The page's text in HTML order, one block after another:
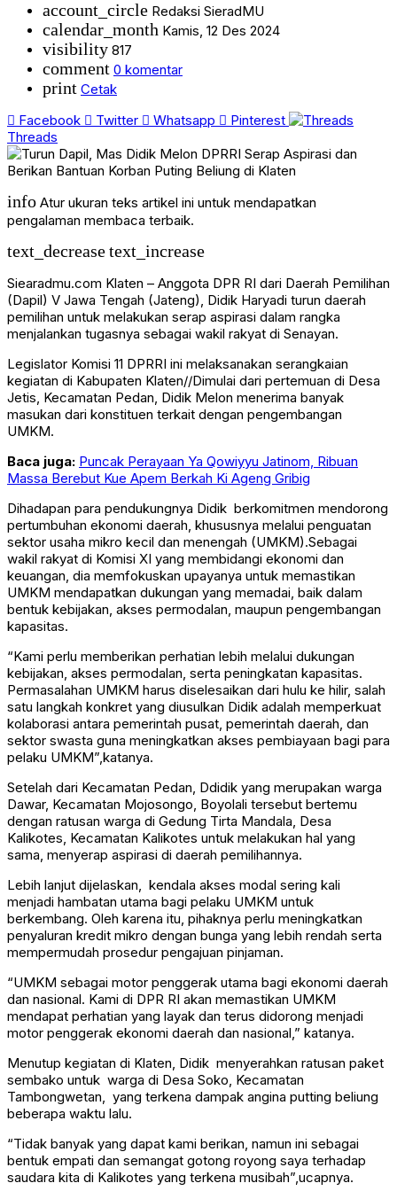
account_circle Redaksi SieradMU
calendar_month Kamis, 12 Des 2024
visibility 817
comment 0 komentar
print Cetak
Facebook
Twitter Whatsapp
Pinterest
Threads
info Atur ukuran teks artikel ini untuk mendapatkan
pengalaman membaca terbaik.
text_decreasetext_increase
Siearadmu.com Klaten – Anggota DPR RI dari Daerah Pemilihan
(Dapil) V Jawa Tengah (Jateng), Didik Haryadi turun daerah
pemilihan untuk melakukan serap aspirasi dalam rangka
menjalankan tugasnya sebagai wakil rakyat di Senayan.
Legislator Komisi 11 DPRRI ini melaksanakan serangkaian
kegiatan di Kabupaten Klaten//Dimulai dari pertemuan di Desa
Jetis, Kecamatan Pedan, Didik Melon menerima banyak
masukan dari konstituen terkait dengan pengembangan
UMKM.
Baca juga: Puncak Perayaan Ya Qowiyyu Jatinom, Ribuan
Massa Berebut Kue Apem Berkah Ki Ageng Gribig
Dihadapan para pendukungnya Didik berkomitmen mendorong
pertumbuhan ekonomi daerah, khususnya melalui penguatan
sektor usaha mikro kecil dan menengah (UMKM).Sebagai
wakil rakyat di Komisi XI yang membidangi ekonomi dan
keuangan, dia memfokuskan upayanya untuk memastikan
UMKM mendapatkan dukungan yang memadai, baik dalam
bentuk kebijakan, akses permodalan, maupun pengembangan
kapasitas.
“Kami perlu memberikan perhatian lebih melalui dukungan
kebijakan, akses permodalan, serta peningkatan kapasitas.
Permasalahan UMKM harus diselesaikan dari hulu ke hilir, salah
satu langkah konkret yang diusulkan Didik adalah memperkuat
kolaborasi antara pemerintah pusat, pemerintah daerah, dan
sektor swasta guna meningkatkan akses pembiayaan bagi para
pelaku UMKM”,katanya.
Setelah dari Kecamatan Pedan, Ddidik yang merupakan warga
Dawar, Kecamatan Mojosongo, Boyolali tersebut bertemu
dengan ratusan warga di Gedung Tirta Mandala, Desa
Kalikotes, Kecamatan Kalikotes untuk melakukan hal yang
sama, menyerap aspirasi di daerah pemilihannya.
Lebih lanjut dijelaskan, kendala akses modal sering kali
menjadi hambatan utama bagi pelaku UMKM untuk
berkembang. Oleh karena itu, pihaknya perlu meningkatkan
penyaluran kredit mikro dengan bunga yang lebih rendah serta
mempermudah prosedur pengajuan pinjaman.
“UMKM sebagai motor penggerak utama bagi ekonomi daerah
dan nasional. Kami di DPR RI akan memastikan UMKM
mendapat perhatian yang layak dan terus didorong menjadi
motor penggerak ekonomi daerah dan nasional,” katanya.
Menutup kegiatan di Klaten, Didik menyerahkan ratusan paket
sembako untuk warga di Desa Soko, Kecamatan
Tambongwetan, yang terkena dampak angina putting beliung
beberapa waktu lalu.
“Tidak banyak yang dapat kami berikan, namun ini sebagai
bentuk empati dan semangat gotong royong saya terhadap
saudara kita di Kalikotes yang terkena musibah”,ucapnya.